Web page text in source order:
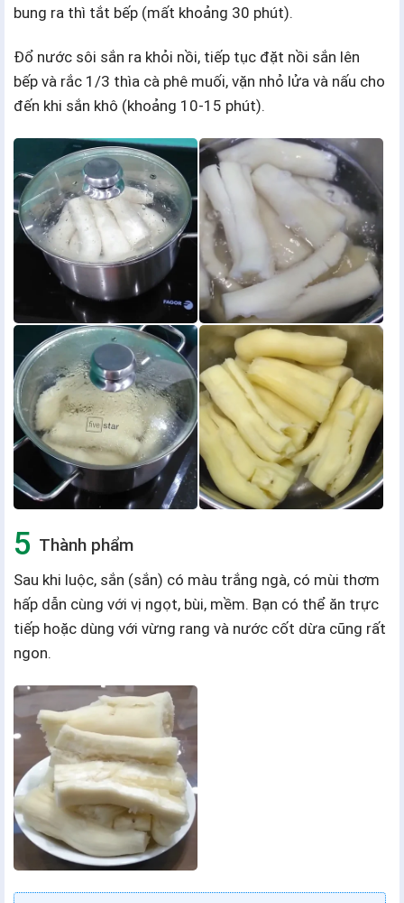
bung ra thì tắt bếp (mất khoảng 30 phút).
Đổ nước sôi sắn ra khỏi nồi, tiếp tục đặt nồi sắn lên
bếp và rắc 1/3 thìa cà phê muối, vặn nhỏ lửa và nấu cho
đến khi sắn khô (khoảng 10-15 phút).
Thành phẩm
Sau khi luộc, sắn (sắn) có màu trắng ngà, có mùi thơm
hấp dẫn cùng với vị ngọt, bùi, mềm. Bạn có thể ăn trực
tiếp hoặc dùng với vừng rang và nước cốt dừa cũng rất
ngon.